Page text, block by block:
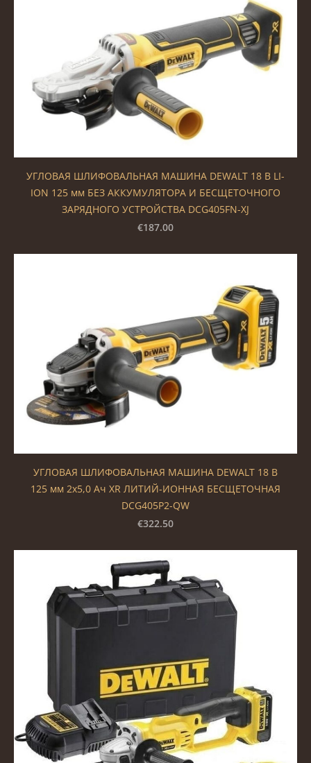
УГЛОВАЯ ШЛИФОВАЛЬНАЯ МАШИНА DEWALT 18 В LI-
ION 125 мм БЕЗ АККУМУЛЯТОРА И БЕСЩЕТОЧНОГО
ЗАРЯДНОГО УСТРОЙСТВА DCG405FN-XJ
€187.00
УГЛОВАЯ ШЛИФОВАЛЬНАЯ МАШИНА DEWALT 18 В
125 мм 2x5,0 Ач XR ЛИТИЙ-ИОННАЯ БЕСЩЕТОЧНАЯ
DCG405P2-QW
€322.50